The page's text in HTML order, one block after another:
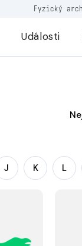
Fyzický
Události
J K L